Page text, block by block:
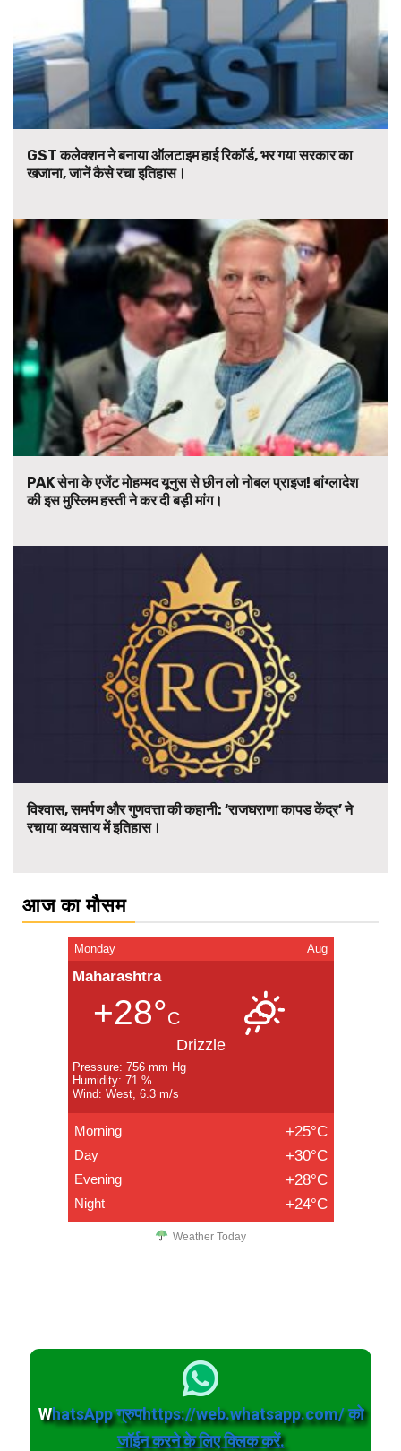
GST कलेक्शन ने बनाया ऑलटाइम हाई रिकॉर्ड, भर गया सरकार का
खजाना, जानें कैसे रचा इतिहास।
PAK सेना के एजेंट मोहम्मद यूनुस से छीन लो नोबल प्राइज! बांग्लादेश
की इस मुस्लिम हस्ती ने कर दी बड़ी मांग।
विश्वास, समर्पण और गुणवत्ता की कहानी: ‘राजघराणा कापड केंद्र’ ने
रचाया व्यवसाय में इतिहास।
आज का मौसम
Monday Aug
Maharashtra
+28°C
Drizzle
Pressure: 756 mm Hg
Humidity: 71 %
Wind: West, 6.3 m/s
Morning +25°C
Day +30°C
Evening +28°C
Night +24°C
Weather Today
WhatsApp ग्रुपhttps://web.whatsapp.com/ को
जॉईन करने के लिए क्लिक करें.